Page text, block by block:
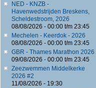
NED - KNZB -
Havenwedstrijden Breskens,
Scheldestroom, 2026
08/08/2026 - 00:00t/m 23:45
Mechelen - Keerdok - 2026
08/08/2026 - 00:00t/m 23:45
GBR - Thames Marathon 2026
09/08/2026 - 00:00t/m 23:45
Zeezwemmen Middelkerke
2026 #2
11/08/2026 - 19:30